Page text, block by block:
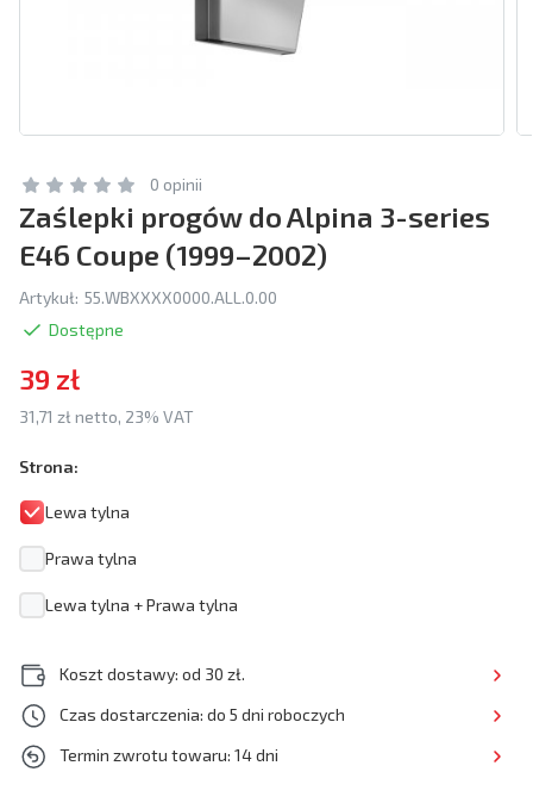
0 opinii
Zaślepki progów do Alpina 3-series
E46 Coupe (1999–2002)
Artykuł: 55.WBXXXX0000.ALL.0.00
Dostępne
39 zł
31,71 zł netto, 23% VAT
Strona:
Lewa tylna
Prawa tylna
Lewa tylna + Prawa tylna
Koszt dostawy: od 30 zł.
Czas dostarczenia: do 5 dni roboczych
Termin zwrotu towaru: 14 dni